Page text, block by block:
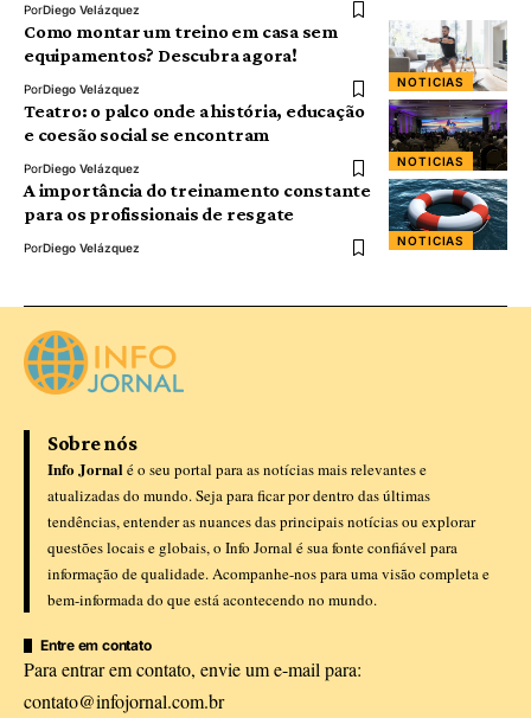
PorDiego Velázquez
NOTICIAS
Como montar um treino em casa sem
equipamentos? Descubra agora!
PorDiego Velázquez
NOTICIAS
Teatro: o palco onde a história, educação
e coesão social se encontram
PorDiego Velázquez
NOTICIAS
A importância do treinamento constante
para os profissionais de resgate
PorDiego Velázquez
Sobre nós
Info Jornalé o seu portal para as notícias mais relevantes e
atualizadas do mundo. Seja para ficar por dentro das últimas
tendências, entender as nuances das principais notícias ou explorar
questões locais e globais, o Info Jornal é sua fonte confiável para
informação de qualidade. Acompanhe-nos para uma visão completa e
bem-informada do que está acontecendo no mundo.
Entre em contato
Para entrar em contato, envie um e-mail para:
contato@infojornal.com.br